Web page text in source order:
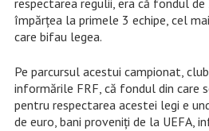
respectarea regulii, era că fondul
împărțea la primele 3 echipe, cel
care bifau legea.
Pe parcursul acestui campionat,
informările FRF, că fondul din care
pentru respectarea acestei legi e
de euro, bani proveniți de la UEFA,